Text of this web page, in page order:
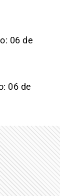
06 de
06 de